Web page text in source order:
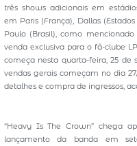
três shows adicionais em
em Paris (França), Dallas
Paulo (Brasil), como
venda exclusiva para o fã-clube
começa nesta quarta-feira, 25 de
vendas gerais começam no dia
detalhes e compra de ingressos,
“Heavy Is The Crown” chega
lançamento da banda em